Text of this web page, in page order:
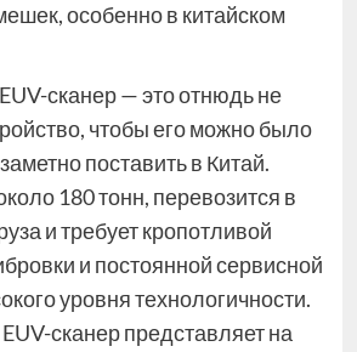
особенно в китайском
сканер — это отнюдь не
чтобы его можно было
поставить в Китай.
180 тонн, перевозится в
и требует кропотливой
и постоянной сервисной
уровня технологичности.
сканер представляет на